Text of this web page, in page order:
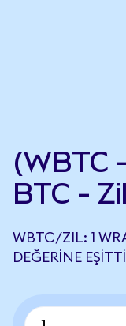
(WBTC
BTC -
WBTC/ZIL: 1
DEĞERINE